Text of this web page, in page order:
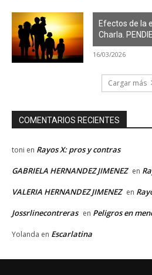
Efectos de la
Charla.
16/03/2026
Cargar más
COMENTARIOS RECIENTES
toni en Rayos X: pros y contras
GABRIELA HERNANDEZ JIMENEZ en
VALERIA HERNANDEZ JIMENEZ en
Jossrlinecontreras en Peligros en
Yolanda en Escarlatina